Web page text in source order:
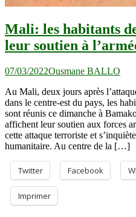
Mali: les habitants
leur soutien à
07/03/2022Ousmane BALLO
Au Mali, deux jours après
dans le centre-est du pays, les
sont réunis ce dimanche à
affichent leur soutien aux forces
cette attaque terroriste et
humanitaire. Au centre de la […]
Twitter Facebook
Imprimer